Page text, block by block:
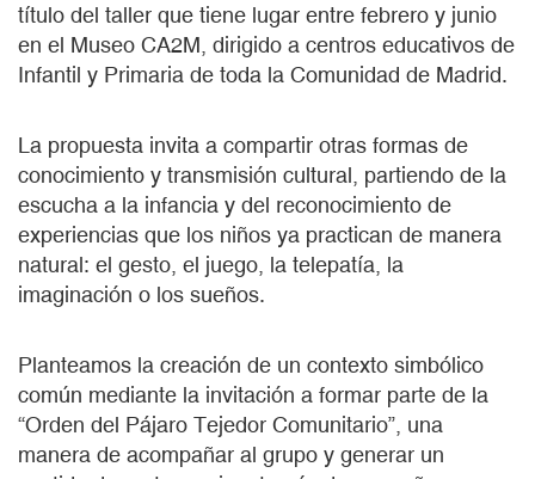
título del taller que tiene lugar entre febrero y junio
en el Museo CA2M, dirigido a centros educativos de
Infantil y Primaria de toda la Comunidad de Madrid.
La propuesta invita a compartir otras formas de
conocimiento y transmisión cultural, partiendo de la
escucha a la infancia y del reconocimiento de
experiencias que los niños ya practican de manera
natural: el gesto, el juego, la telepatía, la
imaginación o los sueños.
Planteamos la creación de un contexto simbólico
común mediante la invitación a formar parte de la
“Orden del Pájaro Tejedor Comunitario”, una
manera de acompañar al grupo y generar un